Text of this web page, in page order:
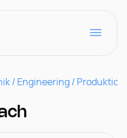
/ Engineering / Produktion